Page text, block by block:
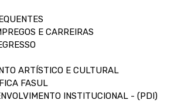
E CARREIRAS
ARTÍSTICO E CULTURAL
FASUL
INSTITUCIONAL - (PDI)